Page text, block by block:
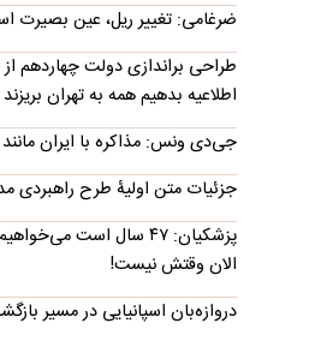
سفیر ایران در ژاپن:
فاجعه هیروشیما در حال
سفیر ایران در توکیو، در مراسم
هیروشیما (۶ آگوست ۱۹۴۵) درباره تکرار این فاجعه هشدار داد.
تکذیب شایعه معافیت
نظام وظیفه با انتشار اطلاعیه‌ای
ویدیو؛ نقش‌آفرینی روزبه
سریال «رویای نیمه‌شب»
روزبه حصاری، بازیگر فیلم و
ضرغامی: تغییر ریل، عین
طراحی براندازی دولت چهاردهم
اطلاعیه بدهیم همه به تهران بریزند
جی‌دی ونس: مذاکره با ایران
جزئیات متن اولیۀ طرح راهبردی
پزشکیان: ۴۷ سال است
الان وقتش نیست!
دروازه‌بان اسپانیایی در مسیر